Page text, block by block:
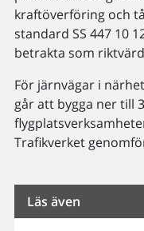
kraftöverföring och
standard SS 447 10
betrakta som
För järnvägar i
går att bygga ner till
Trafikverket
Läs även